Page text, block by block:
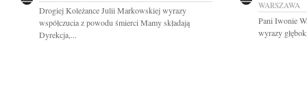
Drogiej Koleżance Julii Markowskiej wyrazy
współczucia z powodu śmierci Mamy składają
Dyrekcja,...
WARSZAWA
Pani Iwonie
wyrazy